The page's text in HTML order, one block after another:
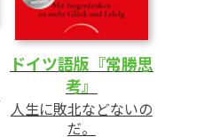
ドイツ語版『常勝思
考』
人生に敗北などないの
だ。